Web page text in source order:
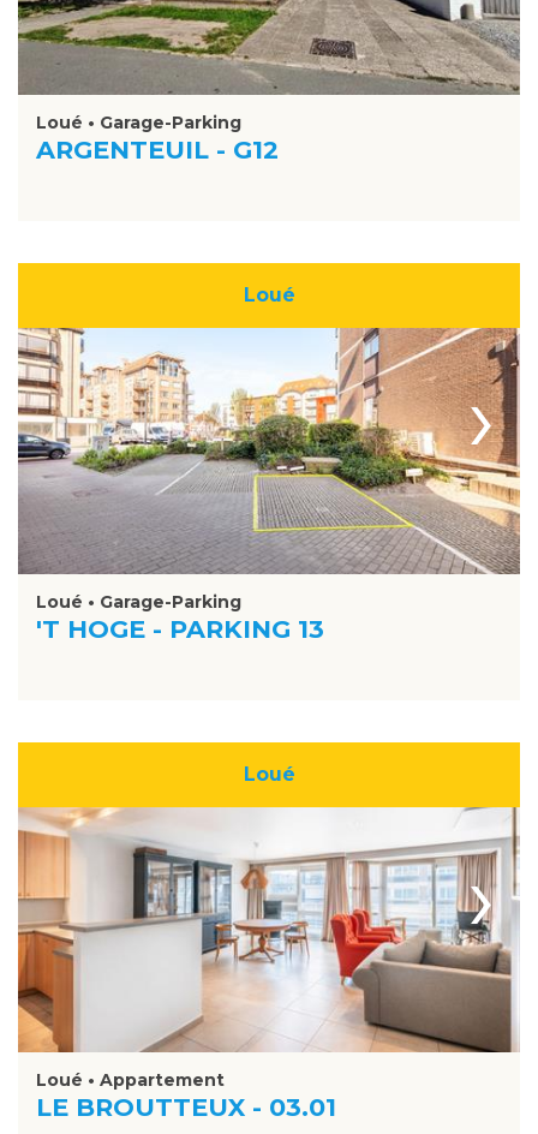
Loué • Garage-Parking
ARGENTEUIL - G12
Loué
›
Loué • Garage-Parking
'T HOGE - PARKING 13
Loué
›
Loué • Appartement
LE BROUTTEUX - 03.01